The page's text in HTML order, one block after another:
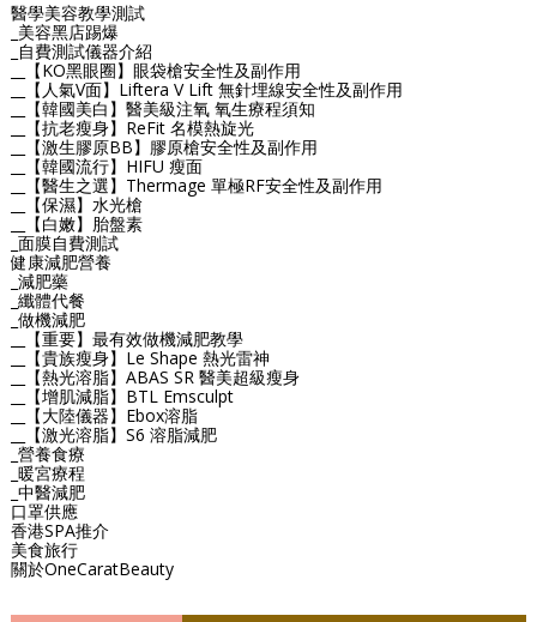
醫學美容教學測試
_美容黑店踢爆
_自費測試儀器介紹
__【KO黑眼圈】眼袋槍安全性及副作用
__【人氣V面】Liftera V Lift 無針埋線安全性及副作用
__【韓國美白】醫美級注氧 氧生療程須知
__【抗老瘦身】ReFit 名模熱旋光
__【激生膠原BB】膠原槍安全性及副作用
__【韓國流行】HIFU 瘦面
__【醫生之選】Thermage 單極RF安全性及副作用
__【保濕】水光槍
__【白嫩】胎盤素
_面膜自費測試
健康減肥營養
_減肥藥
_纖體代餐
_做機減肥
__【重要】最有效做機減肥教學
__【貴族瘦身】Le Shape 熱光雷神
__【熱光溶脂】ABAS SR 醫美超級瘦身
__【增肌減脂】BTL Emsculpt
__【大陸儀器】Ebox溶脂
__【激光溶脂】S6 溶脂減肥
_營養食療
_暖宮療程
_中醫減肥
口罩供應
香港SPA推介
美食旅行
關於OneCaratBeauty